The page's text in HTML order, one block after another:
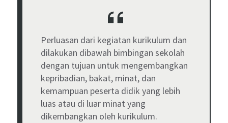
Perluasan dari kegiatan kurikulum dan
dilakukan dibawah bimbingan sekolah
dengan tujuan untuk mengembangkan
kepribadian, bakat, minat, dan
kemampuan peserta didik yang lebih
luas atau di luar minat yang
dikembangkan oleh kurikulum.